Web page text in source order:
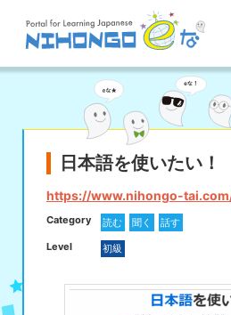
サイト検索
書く
話す 文法
かな 漢字
辞書・翻訳 文化・社会
日本語を使いたい！
https://www.nihongo-
Category 読む 聞く
話す
Level
初級